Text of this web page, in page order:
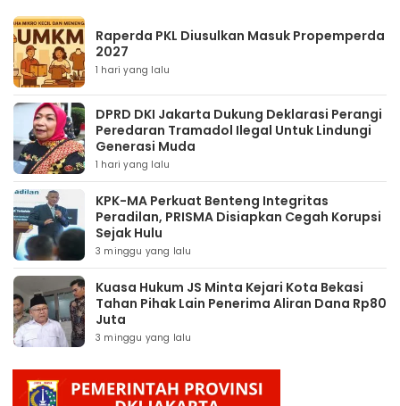
Raperda PKL Diusulkan Masuk Propemperda
2027
1 hari yang lalu
DPRD DKI Jakarta Dukung Deklarasi Perangi
Peredaran Tramadol Ilegal Untuk Lindungi
Generasi Muda
1 hari yang lalu
KPK-MA Perkuat Benteng Integritas
Peradilan, PRISMA Disiapkan Cegah Korupsi
Sejak Hulu
3 minggu yang lalu
Kuasa Hukum JS Minta Kejari Kota Bekasi
Tahan Pihak Lain Penerima Aliran Dana Rp80
Juta
3 minggu yang lalu